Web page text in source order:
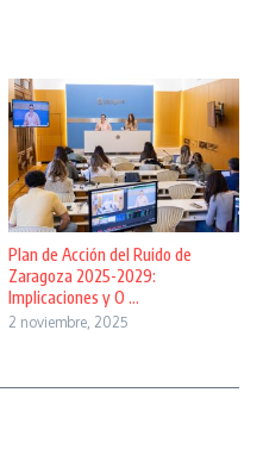
Plan de Acción del Ruido de
Zaragoza 2025-2029:
Implicaciones y O ...
2 noviembre, 2025